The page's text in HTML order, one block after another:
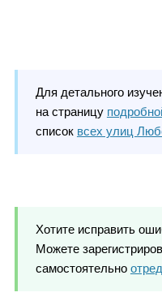
Для детального
на страницу
список всех улиц
Хотите исправить
Можете
самостоятельно